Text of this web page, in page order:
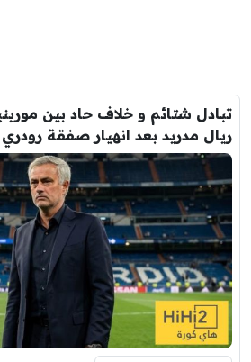
تبادل شتائم و خلاف حاد بين
ريال مدريد بعد انهيار صفقة رودري